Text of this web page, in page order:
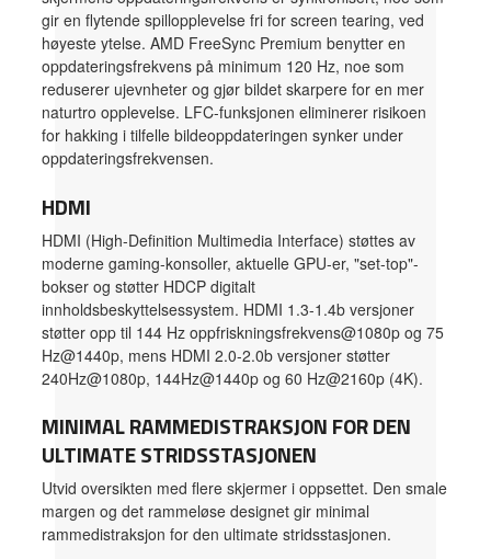
gir en flytende spillopplevelse fri for screen tearing, ved
høyeste ytelse. AMD FreeSync Premium benytter en
oppdateringsfrekvens på minimum 120 Hz, noe som
reduserer ujevnheter og gjør bildet skarpere for en mer
naturtro opplevelse. LFC-funksjonen eliminerer risikoen
for hakking i tilfelle bildeoppdateringen synker under
oppdateringsfrekvensen.
HDMI
HDMI (High-Definition Multimedia Interface) støttes av
moderne gaming-konsoller, aktuelle GPU-er, "set-top"-
bokser og støtter HDCP digitalt
innholdsbeskyttelsessystem. HDMI 1.3-1.4b versjoner
støtter opp til 144 Hz oppfriskningsfrekvens@1080p og 75
Hz@1440p, mens HDMI 2.0-2.0b versjoner støtter
240Hz@1080p, 144Hz@1440p og 60 Hz@2160p (4K).
MINIMAL RAMMEDISTRAKSJON FOR DEN
ULTIMATE STRIDSSTASJONEN
Utvid oversikten med flere skjermer i oppsettet. Den smale
margen og det rammeløse designet gir minimal
rammedistraksjon for den ultimate stridsstasjonen.